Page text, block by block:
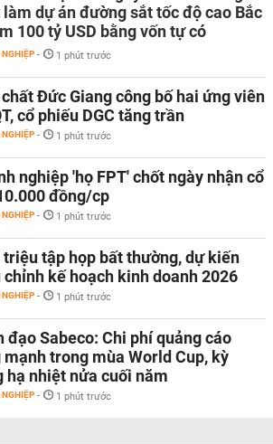
dự án đường sắt tốc độ cao Bắc
100 tỷ USD bằng vốn tự có
- 1 phút trước
Đức Giang công bố hai ứng viên
cổ phiếu DGC tăng trần
- 1 phút trước
nghiệp 'họ FPT' chốt ngày nhận cổ
đồng/cp
- 1 phút trước
triệu tập họp bất thường, dự kiến
kế hoạch kinh doanh 2026
- 1 phút trước
đạo Sabeco: Chi phí quảng cáo
mạnh trong mùa World Cup, kỳ
hạ nhiệt nửa cuối năm
- 1 phút trước